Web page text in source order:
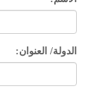
الدولة/ العنوان: